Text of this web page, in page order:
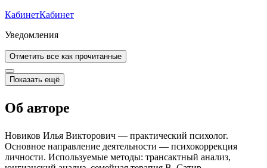
КабинетКабинет
Уведомления
Отметить все как прочитанные
Показать ещё
Об авторе
Новиков Илья Викторович — практический психолог.
Основное направление деятельности — психокоррекция
личности. Используемые методы: трансактный анализ,